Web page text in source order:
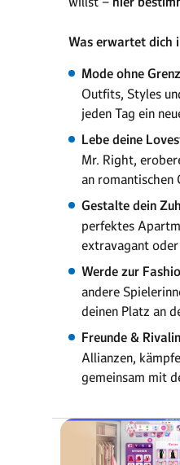
Was erwartet dich
Mode ohne
Outfits, Styles
jeden Tag ein
Lebe deine
Mr. Right,
an romantischen
Gestalte dein
perfektes
extravagant
Werde zur
andere
deinen Platz an
Freunde &
Allianzen,
gemeinsam mit